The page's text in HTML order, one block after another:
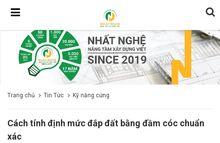
Trang chủ Tin Tức Kỹ năng cứng
Cách tính định mức đắp đất bằng đầm cóc chuẩn
xác